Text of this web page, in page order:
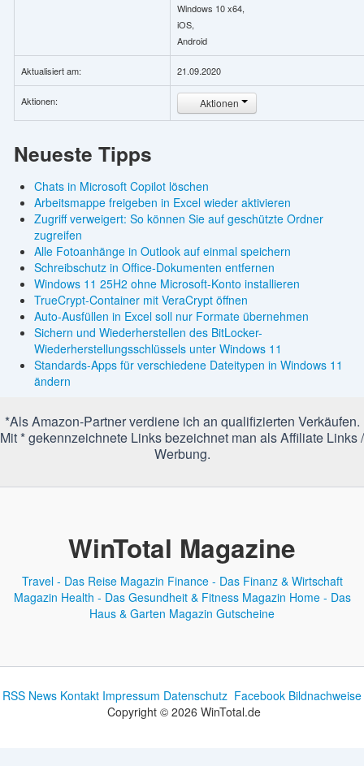
Windows 10 x64,
iOS,
Android
Aktualisiert am: 21.09.2020
Aktionen: Aktionen
Neueste Tipps
Chats in Microsoft Copilot löschen
Arbeitsmappe freigeben in Excel wieder aktivieren
Zugriff verweigert: So können Sie auf geschützte Ordner
zugreifen
Alle Fotoanhänge in Outlook auf einmal speichern
Schreibschutz in Office-Dokumenten entfernen
Windows 11 25H2 ohne Microsoft-Konto installieren
TrueCrypt-Container mit VeraCrypt öffnen
Auto-Ausfüllen in Excel soll nur Formate übernehmen
Sichern und Wiederherstellen des BitLocker-
Wiederherstellungsschlüssels unter Windows 11
Standards-Apps für verschiedene Dateitypen in Windows 11
ändern
*Als Amazon-Partner verdiene ich an qualifizierten Verkäufen.
Mit * gekennzeichnete Links bezeichnet man als Affiliate Links /
Werbung.
WinTotal Magazine
Travel - Das Reise Magazin Finance - Das Finanz & Wirtschaft
Magazin Health - Das Gesundheit & Fitness Magazin Home - Das
Haus & Garten Magazin Gutscheine
RSS News Kontakt Impressum Datenschutz Facebook Bildnachweise
Copyright © 2026 WinTotal.de